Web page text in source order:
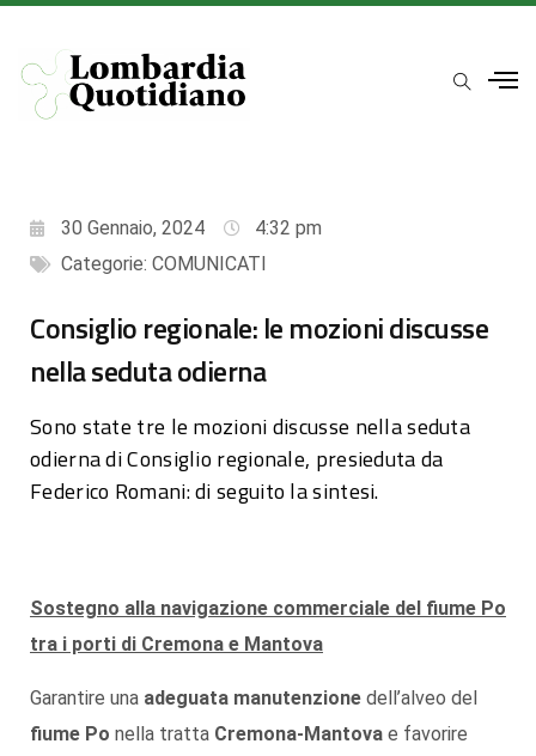
30 Gennaio, 2024
4:32 pm
Categorie: COMUNICATI
Consiglio regionale: le mozioni discusse
nella seduta odierna
Sono state tre le mozioni discusse nella seduta
odierna di Consiglio regionale, presieduta da
Federico Romani: di seguito la sintesi.
Sostegno alla navigazione commerciale del fiume Po
tra i porti di Cremona e Mantova
Garantire una adeguata manutenzione dell’alveo del
fiume Po nella tratta Cremona-Mantova e favorire